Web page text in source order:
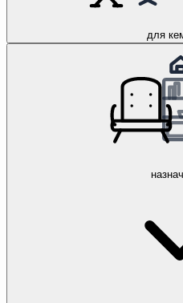
для